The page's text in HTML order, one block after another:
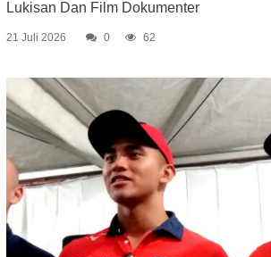
Lukisan Dan Film Dokumenter
21 Juli 2026 0 62